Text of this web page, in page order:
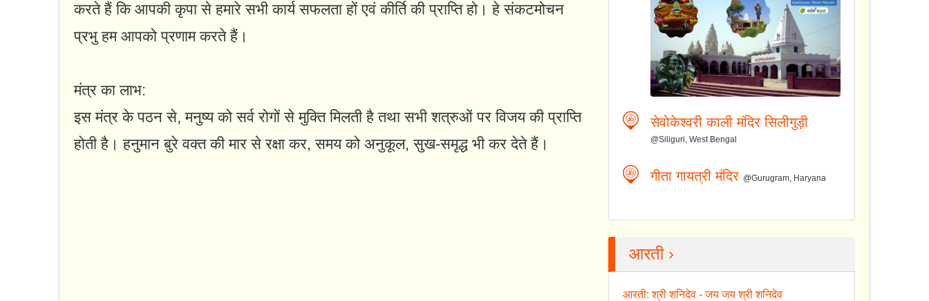
करते हैं कि आपकी कृपा से हमारे सभी कार्य सफलता हों एवं कीर्ति की प्राप्ति हो। हे संकटमोचन
प्रभु हम आपको प्रणाम करते हैं।
मंत्र का लाभ:
इस मंत्र के पठन से, मनुष्य को सर्व रोगों से मुक्ति मिलती है तथा सभी शत्रुओं पर विजय की प्राप्ति
होती है। हनुमान बुरे वक्त की मार से रक्षा कर, समय को अनुकूल, सुख-समृद्ध भी कर देते हैं।
सेवोकेश्वरी काली मंदिर सिलीगुड़ी
@Siliguri, West Bengal
गीता गायत्री मंदिर @Gurugram, Haryana
आरती ›
आरती: श्री शनिदेव - जय जय श्री शनिदेव